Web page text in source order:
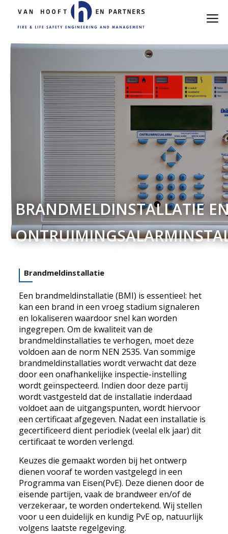
BRANDMELDINSTALLATIE
Brandmeldinstallatie
Een brandmeldinstallatie (BMI) is essentieel: het
kan een brand in een vroeg stadium signaleren
en lokaliseren waardoor snel kan worden
ingegrepen. Om de kwaliteit van de
brandmeldinstallaties te verhogen, moet deze
voldoen aan de norm NEN 2535. Van sommige
brandmeldinstallaties wordt verwacht dat deze
door een onafhankelijke inspectie-instelling
wordt geïnspecteerd. Indien door deze partij
wordt vastgesteld dat de installatie inderdaad
voldoet aan de uitgangspunten, wordt hiervoor
een certificaat afgegeven. Nadat een installatie is
gecertificeerd dient periodiek (veelal elk jaar) dit
certificaat te worden verlengd.
Keuzes die gemaakt worden bij het ontwerp
dienen vooraf te worden vastgelegd in een
Programma van Eisen(PvE). Deze dienen door de
eisende partijen, vaak de brandweer en/of de
verzekeraar, te worden ondertekend. Wij stellen
voor u een duidelijk en kundig PvE op, natuurlijk
volgens laatste regelgeving.